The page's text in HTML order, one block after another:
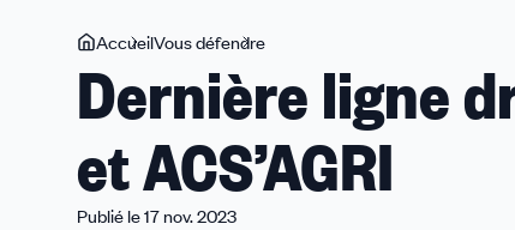
Vous
êtes
AccueilVous défendre
ligne
droite
pour
les
Dernière ligne
et ACS’AGRI
Publié le 17 nov. 2023